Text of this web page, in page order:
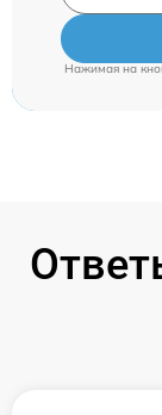
Нажимая на